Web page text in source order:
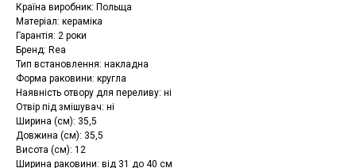
Країна виробник: Польща
Матеріал: кераміка
Гарантія: 2 роки
Бренд: Rea
Тип встановлення: накладна
Форма раковини: кругла
Наявність отвору для переливу: ні
Отвір під змішувач: ні
Ширина (см): 35,5
Довжина (см): 35,5
Висота (см): 12
Ширина раковини: від 31 до 40 см